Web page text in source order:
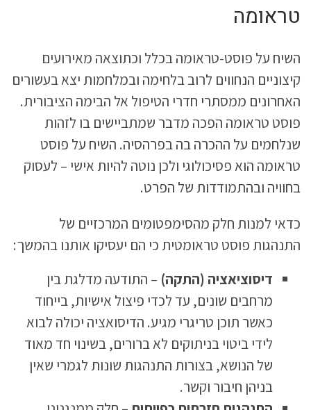
טראומה
השיח על פוסט-טראומה בכלל וכתוצאה מאירועים
קיצוניים הנחווים לרוב בלחימה ובמלחמות יצא בעשורים
האחרונים ממסתרי חדרי הטיפול אל הבימה הציבורית.
פוסט טראומה הפכה מדבר שמתביישים בו לזהות
שנלחמים על ההכרה בה בפרהסיה. השיח על פוסט
טראומה הוא פסיכולוגי ולכן נוטה להיות אישי – לעסוק
בחוויה ובהתמודדות של הפרט.
כדאי למנות חלק מהסימפטומים המרכזיים של
התנהגות פוסט טראומטית כי הם יעסיקו אותנו בהמשך:
דיסוציאציה (התקה) – התודעה מדלגת בין
מרחבים שונים, עד לכדי פיצול אישיות, בייחוד
כאשר תוכן טריגרי מגיע. הדיסואציה יכולה לבוא
לידי ביטוי בניתוקים לא ברורים, בשינוי חד מאוד
של הנושא, בצורות התנהגות שונות לגמרי שאין
בניהן חיבור וקשר.